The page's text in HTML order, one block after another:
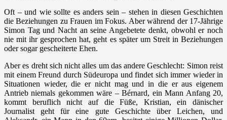
Oft – und wie sollte es anders sein – stehen in diesen Geschichten
die Beziehungen zu Frauen im Fokus. Aber während der 17-Jährige
Simon Tag und Nacht an seine Angebetete denkt, obwohl er noch
nie mit ihr gesprochen hat, geht es später um Streit in Beziehungen
oder sogar gescheiterte Ehen.
Aber es dreht sich nicht alles um das andere Geschlecht: Simon reist
mit einem Freund durch Südeuropa und findet sich immer wieder in
Situationen wieder, die er nicht mag und in die er aus eigenem
Antrieb niemals gekommen wäre – Bérnard, ein Mann Anfang 20,
kommt beruflich nicht auf die Füße, Kristian, ein dänischer
Journalist geht für eine gute Geschichte über Leichen, und